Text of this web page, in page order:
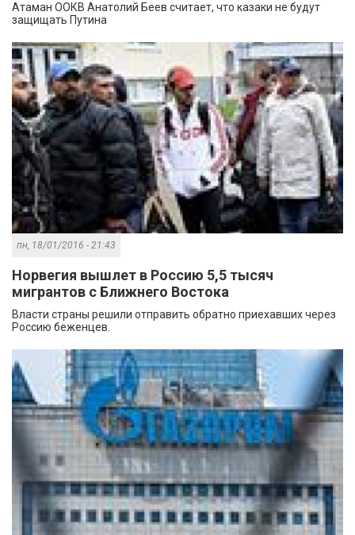
Атаман ООКВ Анатолий Беев считает, что казаки не будут
защищать Путина
пн, 18/01/2016 - 21:43
Норвегия вышлет в Россию 5,5 тысяч
мигрантов с Ближнего Востока
Власти страны решили отправить обратно приехавших через
Россию беженцев.